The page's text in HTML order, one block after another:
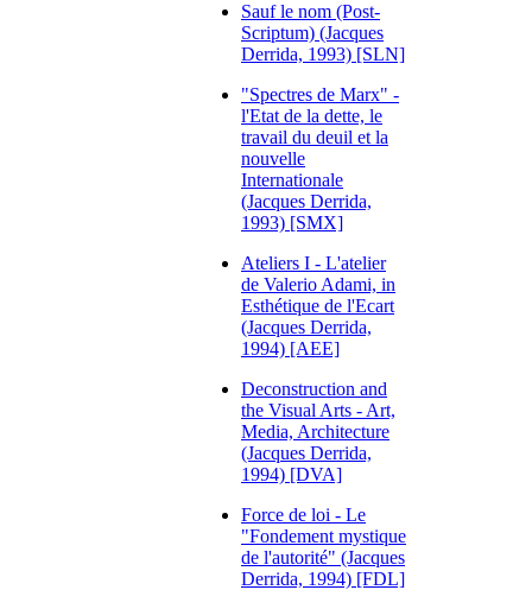
Sauf le nom (Post-
Scriptum) (Jacques
Derrida, 1993) [SLN]
"Spectres de Marx" -
l'Etat de la dette, le
travail du deuil et la
nouvelle
Internationale
(Jacques Derrida,
1993) [SMX]
Ateliers I - L'atelier
de Valerio Adami, in
Esthétique de l'Ecart
(Jacques Derrida,
1994) [AEE]
Deconstruction and
the Visual Arts - Art,
Media, Architecture
(Jacques Derrida,
1994) [DVA]
Force de loi - Le
"Fondement mystique
de l'autorité" (Jacques
Derrida, 1994) [FDL]